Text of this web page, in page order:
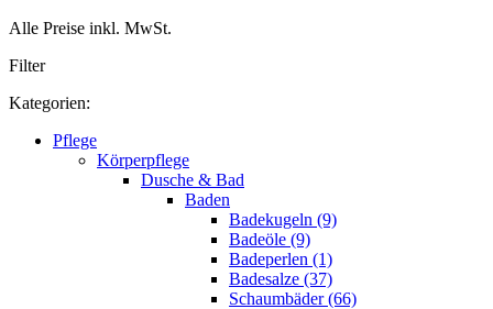
Alle Preise inkl. MwSt.
Filter
Kategorien:
Pflege
Körperpflege
Dusche & Bad
Baden
Badekugeln (9)
Badeöle (9)
Badeperlen (1)
Badesalze (37)
Schaumbäder (66)